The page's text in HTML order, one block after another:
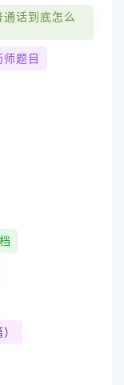
话到底怎么
题目